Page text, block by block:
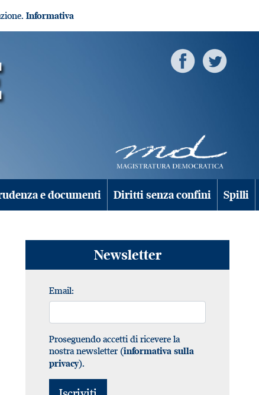
Informativa
e documenti Diritti senza confini Spilli
Newsletter
Email:
Proseguendo accetti di ricevere la
nostra newsletter (informativa sulla
privacy).